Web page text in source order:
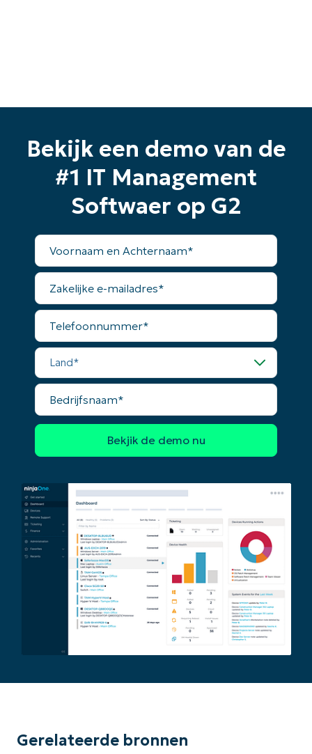
Bekijk een demo van de
#1 IT Management
Softwaer op G2
Voornaam
Achternaam*
Zakelijke
mailadres*
Telefoonnummer*
Land*
Bedrijfsnaam*
Gerelateerde bronnen
Begin uw trial van 14 dagen
Geen creditcard nodig, volledige toegang tot
Land